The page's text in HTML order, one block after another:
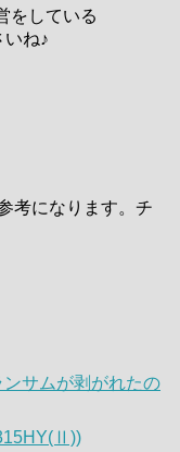
をしている
いね♪
考になります。チ
サムが剥がれたの